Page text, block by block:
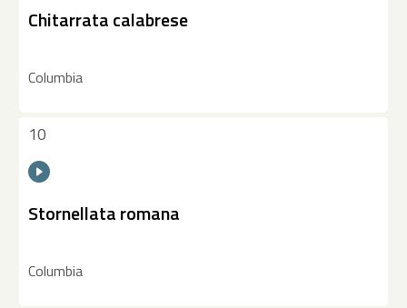
Chitarrata calabrese
Columbia
10
Stornellata romana
Columbia